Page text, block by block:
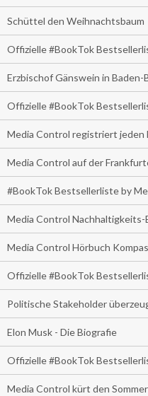
Schüttel den Weihnachtsbaum
Offizielle #BookTok
Erzbischof Gänswein in Baden-
Offizielle #BookTok
Media Control registriert jeden
Media Control auf der
#BookTok Bestsellerliste by
Media Control
Media Control Hörbuch
Offizielle #BookTok
Politische Stakeholder
Elon Musk - Die Biografie
Offizielle #BookTok
Media Control kürt den